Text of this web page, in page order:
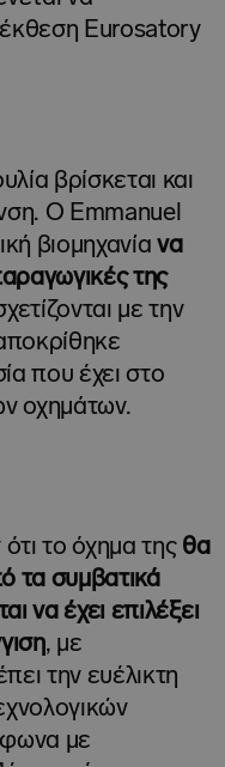
έκθεση Eurosatory
βρίσκεται και
Ο Emmanuel
βιομηχανίανα
της
με την
που έχει στο
οχημάτων.
το όχημα της θα
τα συμβατικά
να έχει επιλέξει
, με
την ευέλικτη
με